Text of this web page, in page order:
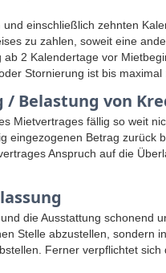
einschließlich zehnten
zu zahlen, soweit eine
2 Kalendertage vor
Stornierung ist bis
Belastung von
Mietvertrages fällig so weit
eingezogenen Betrag zurück
Anspruch auf die
die Ausstattung
Stelle abzustellen,
Ferner verpflichtet